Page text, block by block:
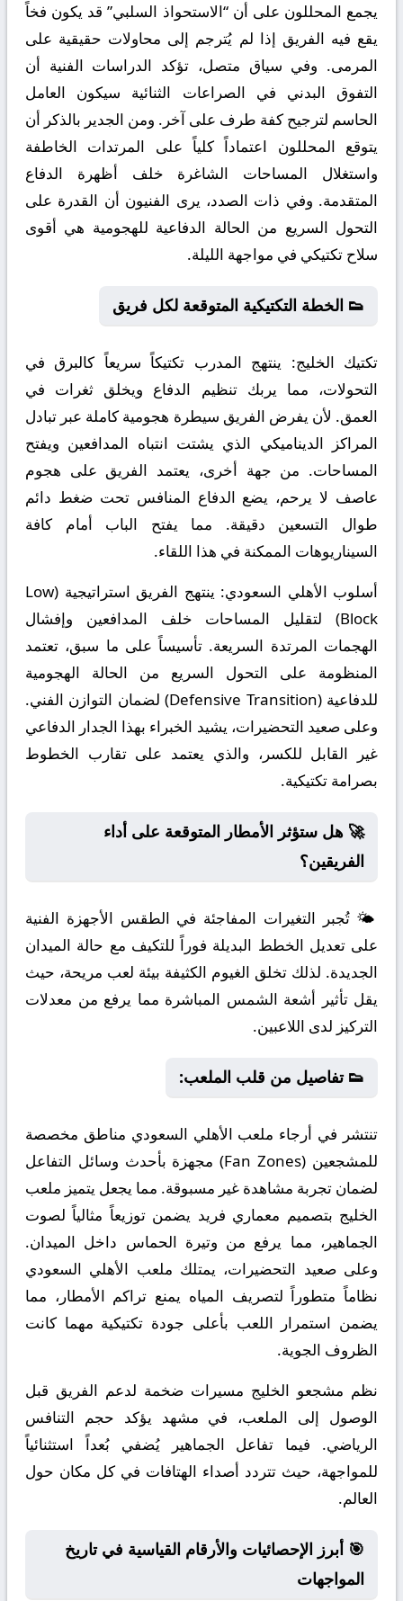
يجمع المحللون على أن “الاستحواذ السلبي” قد يكون فخاً
يقع فيه الفريق إذا لم يُترجم إلى محاولات حقيقية على
المرمى. وفي سياق متصل، تؤكد الدراسات الفنية أن
التفوق البدني في الصراعات الثنائية سيكون العامل
الحاسم لترجيح كفة طرف على آخر. ومن الجدير بالذكر أن
يتوقع المحللون اعتماداً كلياً على المرتدات الخاطفة
واستغلال المساحات الشاغرة خلف أظهرة الدفاع
المتقدمة. وفي ذات الصدد، يرى الفنيون أن القدرة على
التحول السريع من الحالة الدفاعية للهجومية هي أقوى
سلاح تكتيكي في مواجهة الليلة.
👟 الخطة التكتيكية المتوقعة لكل فريق
تكتيك الخليج: ينتهج المدرب تكتيكاً سريعاً كالبرق في
التحولات، مما يربك تنظيم الدفاع ويخلق ثغرات في
العمق. لأن يفرض الفريق سيطرة هجومية كاملة عبر تبادل
المراكز الديناميكي الذي يشتت انتباه المدافعين ويفتح
المساحات. من جهة أخرى، يعتمد الفريق على هجوم
عاصف لا يرحم، يضع الدفاع المنافس تحت ضغط دائم
طوال التسعين دقيقة. مما يفتح الباب أمام كافة
السيناريوهات الممكنة في هذا اللقاء.
أسلوب الأهلي السعودي:
ينتهج الفريق استراتيجية (Low
Block) لتقليل المساحات خلف المدافعين وإفشال
الهجمات المرتدة السريعة. تأسيساً على ما سبق، تعتمد
المنظومة على التحول السريع من الحالة الهجومية
للدفاعية (Defensive Transition) لضمان التوازن الفني.
وعلى صعيد التحضيرات، يشيد الخبراء بهذا الجدار الدفاعي
غير القابل للكسر، والذي يعتمد على تقارب الخطوط
بصرامة تكتيكية.
🚀 هل ستؤثر الأمطار المتوقعة على أداء
الفريقين؟
🌤️ تُجبر التغيرات المفاجئة في الطقس الأجهزة الفنية
على تعديل الخطط البديلة فوراً للتكيف مع حالة الميدان
الجديدة. لذلك تخلق الغيوم الكثيفة بيئة لعب مريحة، حيث
يقل تأثير أشعة الشمس المباشرة مما يرفع من معدلات
التركيز لدى اللاعبين.
👟 تفاصيل من قلب الملعب:
تنتشر في أرجاء ملعب الأهلي السعودي مناطق مخصصة
للمشجعين (Fan Zones) مجهزة بأحدث وسائل التفاعل
لضمان تجربة مشاهدة غير مسبوقة. مما يجعل يتميز ملعب
الخليج بتصميم معماري فريد يضمن توزيعاً مثالياً لصوت
الجماهير، مما يرفع من وتيرة الحماس داخل الميدان.
وعلى صعيد التحضيرات، يمتلك ملعب الأهلي السعودي
نظاماً متطوراً لتصريف المياه يمنع تراكم الأمطار، مما
يضمن استمرار اللعب بأعلى جودة تكتيكية مهما كانت
الظروف الجوية.
نظم مشجعو الخليج مسيرات ضخمة لدعم الفريق قبل
الوصول إلى الملعب، في مشهد يؤكد حجم التنافس
الرياضي. فيما تفاعل الجماهير يُضفي بُعداً استثنائياً
للمواجهة، حيث تتردد أصداء الهتافات في كل مكان حول
العالم.
🎯 أبرز الإحصائيات والأرقام القياسية في تاريخ
المواجهات